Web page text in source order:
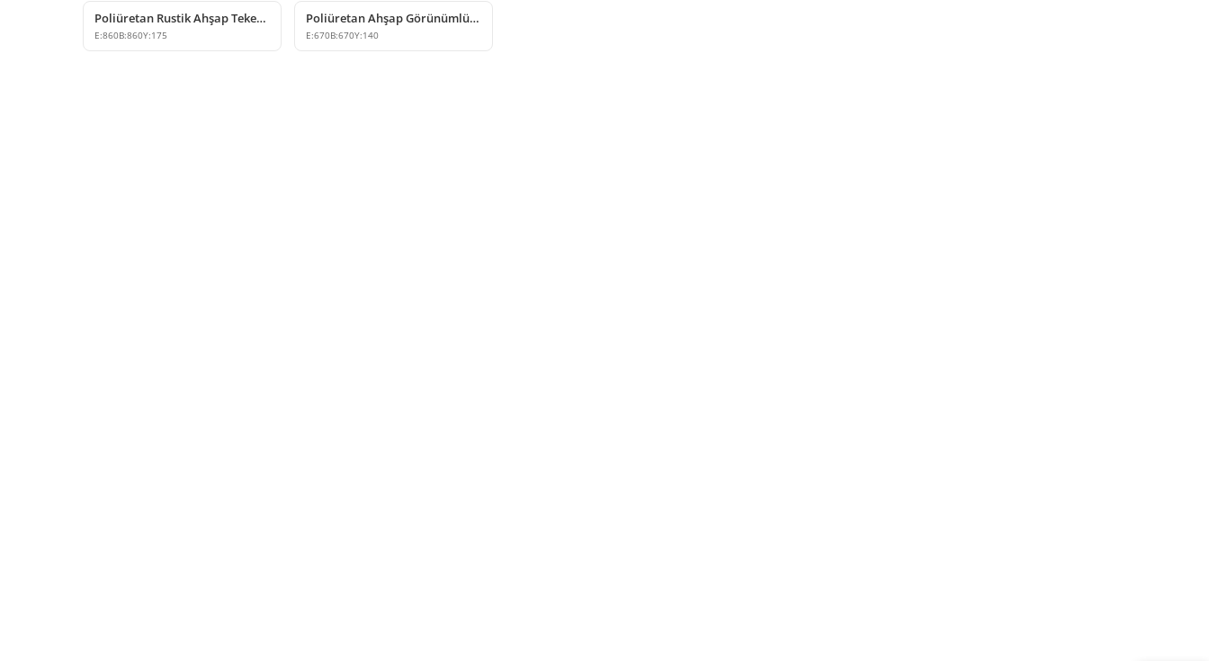
Poliüretan Rustik Ahşap Tekerlek Dekorasyon Modeli
E:860B:860Y:175
Poliüretan Ahşap Görünümlü Dekoratif Tekerlek Modelleri
E:670B:670Y:140